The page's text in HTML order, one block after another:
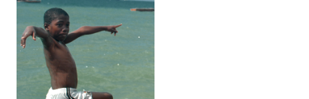
Galegati
Shines,
Mamma